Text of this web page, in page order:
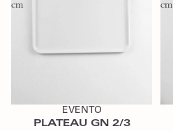
cm
EVENTO
PLATEAU GN 2/3
cm